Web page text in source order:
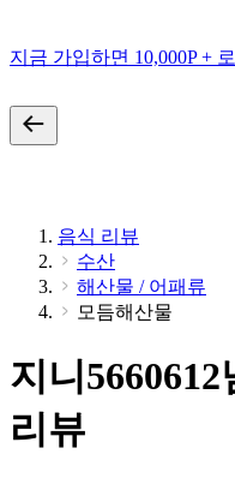
지금 가입하면 10,000P +
음식 리뷰
수산
해산물 / 어패류
모듬해산물
지니
리뷰